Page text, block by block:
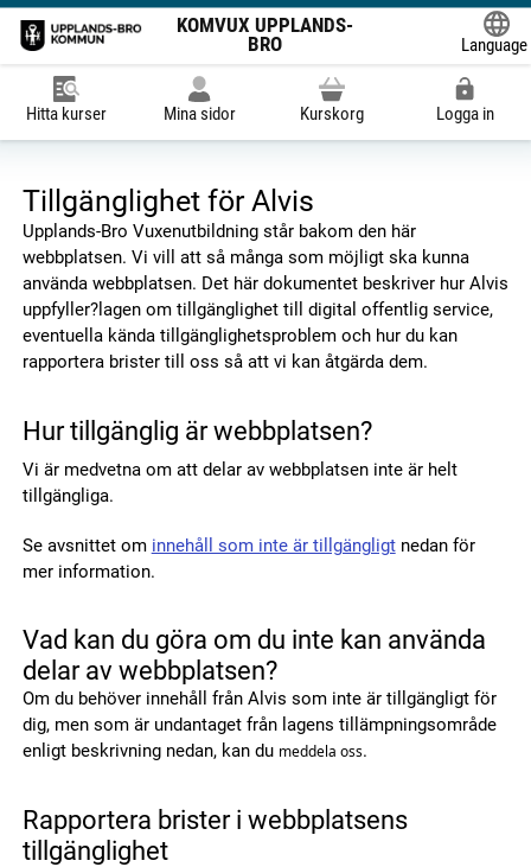
KOMVUX UPPLANDS-
BRO
Language
Hitta kurser Mina sidor Kurskorg Logga in
Tillgänglighet för Alvis
Upplands-Bro Vuxenutbildning står bakom den här
webbplatsen. Vi vill att så många som möjligt ska kunna
använda webbplatsen. Det här dokumentet beskriver hur Alvis
uppfyller?lagen om tillgänglighet till digital offentlig service,
eventuella kända tillgänglighetsproblem och hur du kan
rapportera brister till oss så att vi kan åtgärda dem.
Hur tillgänglig är webbplatsen?
Vi är medvetna om att delar av webbplatsen inte är helt
tillgängliga.
Se avsnittet om innehåll som inte är tillgängligtnedan för
mer information.
Vad kan du göra om du inte kan använda
delar av webbplatsen?
Om du behöver innehåll från Alvis som inte är tillgängligt för
dig, men som är undantaget från lagens tillämpningsområde
enligt beskrivning nedan, kan du meddela oss.
Rapportera brister i webbplatsens
tillgänglighet